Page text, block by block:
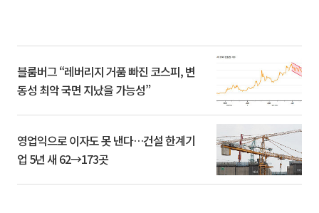
블룸버그 “레버리지 거품 빠진 코스피, 변
동성 최악 국면 지났을 가능성”
영업익으로 이자도 못 낸다…건설 한계기
업 5년 새 62→173곳